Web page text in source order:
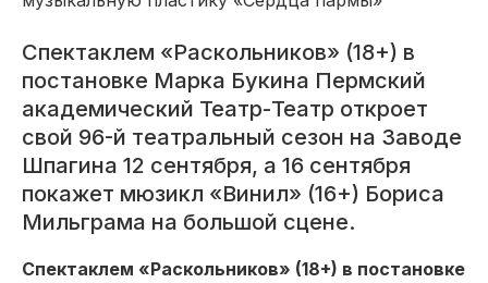
Спектаклем «Раскольников» (18+) в
постановке Марка Букина Пермский
академический Театр-Театр откроет
свой 96-й театральный сезон на Заводе
Шпагина 12 сентября, а 16 сентября
покажет мюзикл «Винил» (16+) Бориса
Мильграма на большой сцене.
Спектаклем «Раскольников» (18+) в постановке